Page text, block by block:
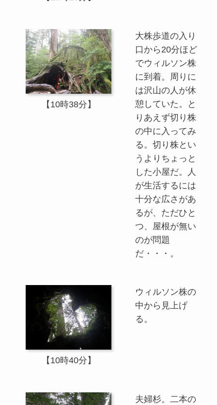
【10時38分】
大株歩道の入り
口から20分ほど
でウィルソン株
に到着。周りに
は沢山の人が休
憩していた。と
りあえず切り株
の中に入ってみ
る。切り株とい
うよりちょっと
した小屋だ。人
が生活するには
十分な広さがあ
るが、ただひと
つ、屋根が無い
のが問題
だ・・・。
【10時40分】
ウィルソン株の
中から見上げ
る。
夫婦杉。二本の